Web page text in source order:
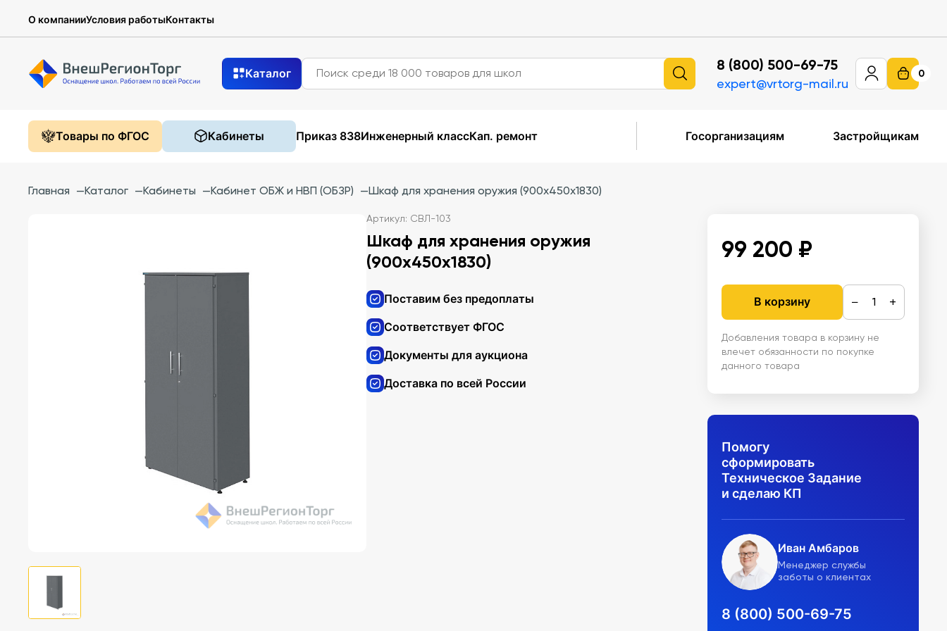
О компанииУсловия работыКонтакты
Каталог 8 (800) 500-69-75
expert@vrtorg-mail.ru
0
Товары по ФГОС Кабинеты Приказ 838Инженерный классКап. ремонт Госорганизациям Застройщикам
Главная —Каталог —Кабинеты —Кабинет ОБЖ и НВП (ОБЗР) —Шкаф для хранения оружия (900х450х1830)
Артикул: СВЛ-103
Шкаф для хранения оружия
(900х450х1830)
Поставим без предоплаты
Соответствует ФГОС
Документы для аукциона
Доставка по всей России
99 200 ₽
В корзину − +
Добавления товара в корзину не
влечет обязанности по покупке
данного товара
Помогу
сформировать
Техническое Задание
и сделаю КП
Иван Амбаров
Менеджер службы
заботы о клиентах
8 (800) 500-69-75